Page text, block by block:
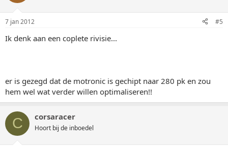
7 jan 2012 #5
Ik denk aan een coplete rivisie...
er is gezegd dat de motronic is gechipt naar 280 pk en zou
hem wel wat verder willen optimaliseren!!
C corsaracer
Hoort bij de inboedel